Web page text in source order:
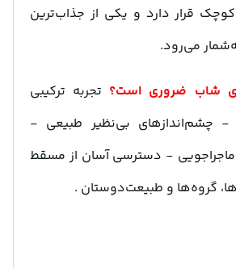
قرار دارد و یکی از جذاب‌ترین
می‌رود.
شاب ضروری است؟ تجربه ترکیبی
- چشم‌اندازهای بی‌نظیر طبیعی -
- دسترسی آسان از مسقط
گروه‌ها و طبیعت‌دوستان .